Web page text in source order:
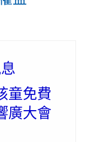
童免費
廣大會